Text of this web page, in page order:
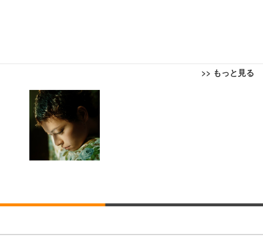
>> もっと見る
昇降 強化ナイロン樹脂ベース 通気性メッシュ 在宅ワーク H-WY01
跳ね上げ式アームレスト 3Dヘッドレスト ハンガー付き 高反発クッ